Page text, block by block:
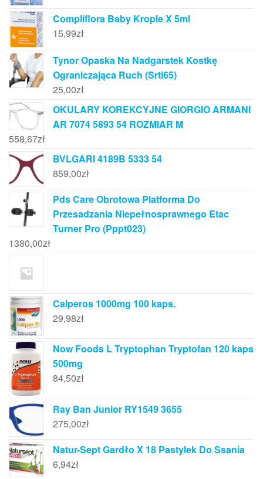
Compliflora Baby Krople X 5ml
15,99zł
Tynor Opaska Na Nadgarstek Kostkę
Ograniczająca Ruch (Srti65)
25,00zł
OKULARY KOREKCYJNE GIORGIO ARMANI
AR 7074 5893 54 ROZMIAR M
558,67zł
BVLGARI 4189B 5333 54
859,00zł
Pds Care Obrotowa Platforma Do
Przesadzania Niepełnosprawnego Etac
Turner Pro (Pppt023)
1380,00zł
Calperos 1000mg 100 kaps.
29,98zł
Now Foods L Tryptophan Tryptofan 120 kaps
500mg
84,50zł
Ray Ban Junior RY1549 3655
275,00zł
Natur-Sept Gardło X 18 Pastylek Do Ssania
6,94zł